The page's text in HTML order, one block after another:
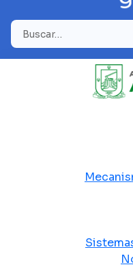
Buscar